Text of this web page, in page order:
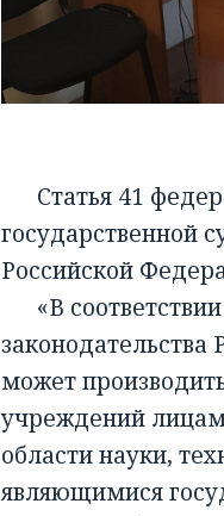
Статья 41
государственной
Российской
«В
может
учреждений
области науки,
являющимися